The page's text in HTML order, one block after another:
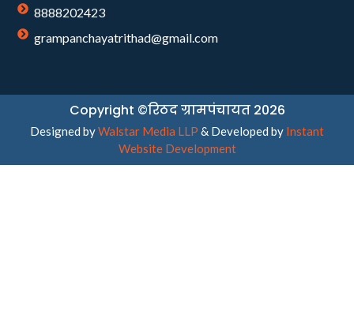
8888202423
grampanchayatrithad@gmail.com
Copyright ©रिठद ग्रामपंचायत 2026
Designed byWalstar Media LLP & Developed by Instant
Website Development